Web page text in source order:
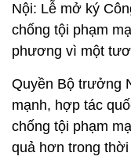
Nội: Lễ mở ký
chống tội phạm
phương vì một
Quyền Bộ trưởng
mạnh, hợp tác
chống tội phạm
quả hơn trong